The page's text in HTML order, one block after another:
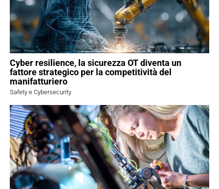
Cyber resilience, la sicurezza OT diventa un
fattore strategico per la competitività del
manifatturiero
Safety e Cybersecurity